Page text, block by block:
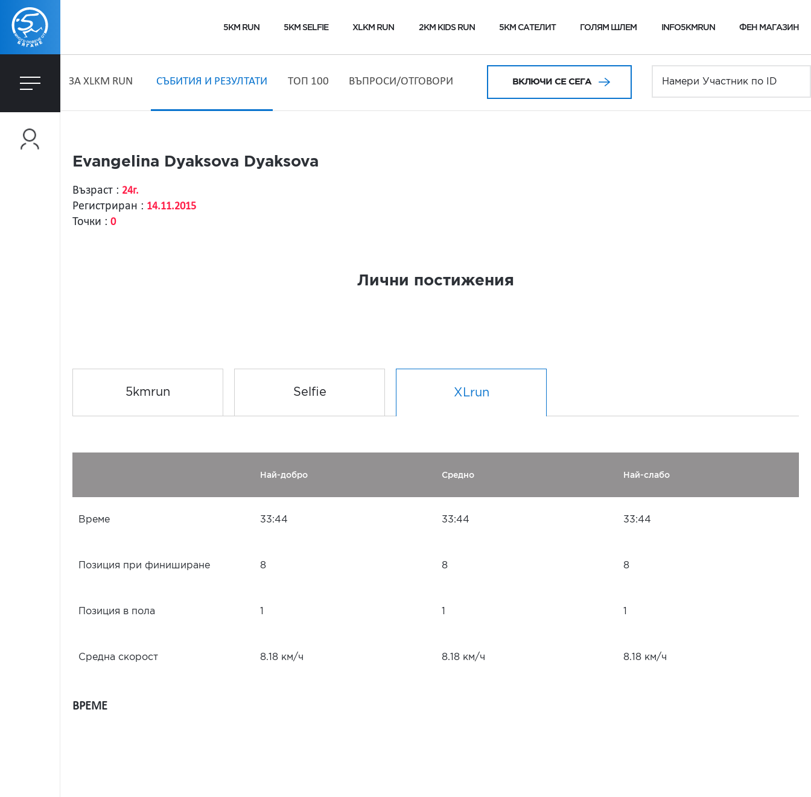
5KM RUN 5KM SELFIE XLKM RUN 2KM KIDS RUN 5KM САТЕЛИТ ГОЛЯМ ШЛЕМ INFO5KMRUN ФЕН МАГАЗИН
ЗA XLKM RUN СЪБИТИЯ И РЕЗУЛТАТИ ТОП 100 ВЪПРОСИ/ОТГОВОРИ ВКЛЮЧИ СЕ СЕГА
Evangelina Dyaksova Dyaksova
Възраст : 24г.
Регистриран : 14.11.2015
Точки : 0
Лични постижения
5kmrun Selfie XLrun
Най-добро Средно Най-слабо
Време 33:44 33:44 33:44
Позиция при финиширане 8 8 8
Позиция в пола
Средна скорост 8.18 км/ч 8.18 км/ч 8.18 км/ч
ВРЕМЕ